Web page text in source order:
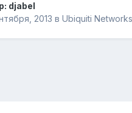
djabel
2013 в Ubiquiti Networks